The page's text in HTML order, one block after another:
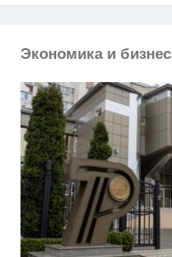
Экономика и бизнес